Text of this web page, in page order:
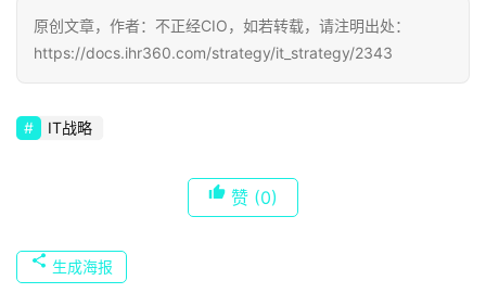
原创文章，作者：不正经CIO，如若转载，请注明出处：
https://docs.ihr360.com/strategy/it_strategy/2343
IT战略
赞 (0)
生成海报